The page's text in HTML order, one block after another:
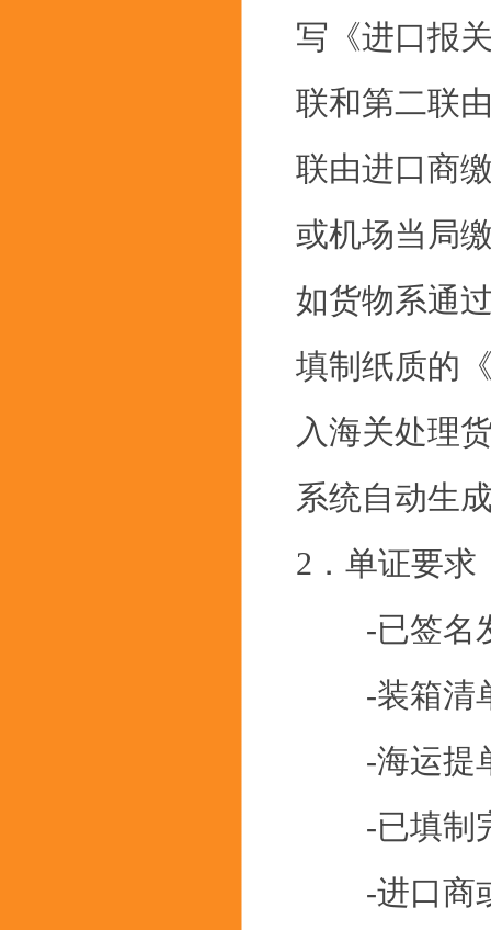
写《进口报
联和第二联
联由进口商
或机场当局
如货物系通
填制纸质的
入海关处理
系统自动生
2．单证要求
-已签名
-装箱清
-海运提单
-已填制完
-进口商或